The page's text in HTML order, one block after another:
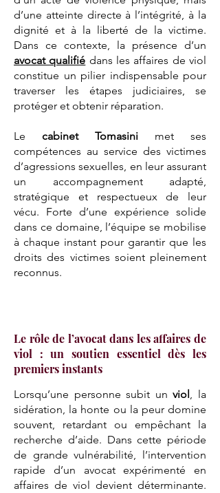
d’une atteinte directe à l’intégrité, à la
dignité et à la liberté de la victime.
Dans ce contexte, la présence d’un
avocat qualifié dans les affaires de viol
constitue un pilier indispensable pour
traverser les étapes judiciaires, se
protéger et obtenir réparation.
Le cabinet Tomasini met ses
compétences au service des victimes
d’agressions sexuelles, en leur assurant
un accompagnement adapté,
stratégique et respectueux de leur
vécu. Forte d’une expérience solide
dans ce domaine, l’équipe se mobilise
à chaque instant pour garantir que les
droits des victimes soient pleinement
reconnus.
Le rôle de l’avocat dans les affaires de
viol : un soutien essentiel dès les
premiers instants
Lorsqu’une personne subit unviol, la
sidération, la honte ou la peur domine
souvent, retardant ou empêchant la
recherche d’aide. Dans cette période
de grande vulnérabilité, l’intervention
rapide d’un avocat expérimenté en
affaires de viol devient déterminante.